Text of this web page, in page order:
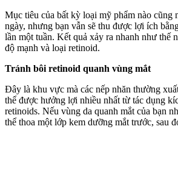
Mục tiêu của bất kỳ loại mỹ phẩm nào cũng
ngày, nhưng bạn vẫn sẽ thu được lợi ích
lần một tuần. Kết quả xảy ra nhanh như thế
độ mạnh và loại retinoid.
Tránh bôi retinoid quanh vùng mắt
Đây là khu vực mà các nếp nhăn thường
thể được hưởng lợi nhiều nhất từ tác dụng
retinoids. Nếu vùng da quanh mắt của bạn
thể thoa một lớp kem dưỡng mắt trước, sau